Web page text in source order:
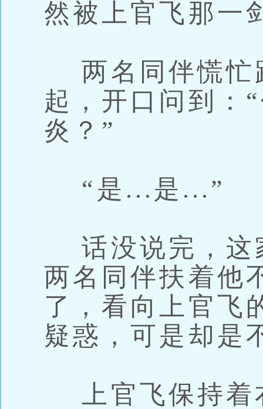
然被上官飞那一
两名同伴慌忙
起，开口问到：
炎？”
“是...是...”
话没说完，这
两名同伴扶着他
了，看向上官飞
疑惑，可是却是
上官飞保持着